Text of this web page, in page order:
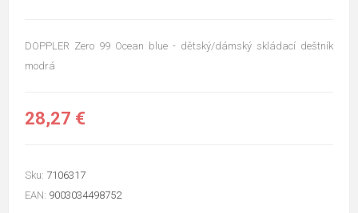
DOPPLER Zero 99 Ocean blue - dětský/dámský skládací deštník
modrá
28,27 €
Sku: 7106317
EAN: 9003034498752